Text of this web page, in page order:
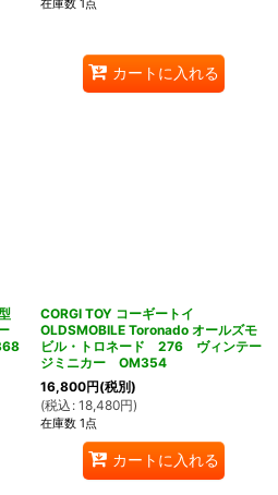
カートに入れる
CORGI TOY コーギートイ
OLDSMOBILE Toronado オールズモ
ビル・トロネード 276 ヴィンテー
ジミニカー OM354
16,800円(税別)
(税込 : 18,480円)
在庫数 1点
カートに入れる